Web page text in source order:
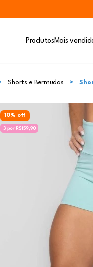
Produtos Mais
Shorts e Bermudas
10% off